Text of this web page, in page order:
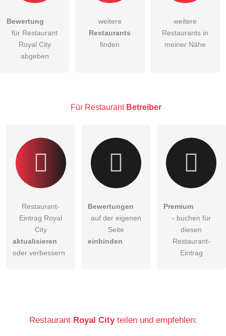
Hiermit akzeptiere ich dieAGB
Die Datenschutzerklärung habe ich zur Kenntnis genommen.
Besucher sichtbar.
Bewertung
für Restaurant
Royal City
abgeben
weitere
Restaurants
finden
weitere
Restaurants in
meiner Nähe
Für Restaurant Betreiber
Restaurant-
Eintrag Royal
City
aktualisieren
oder verbessern
Bewertungen
auf der eigenen
Seite
einbinden
Premium
- buchen für
diesen
Restaurant-
Eintrag
Restaurant Royal Cityteilen und empfehlen: